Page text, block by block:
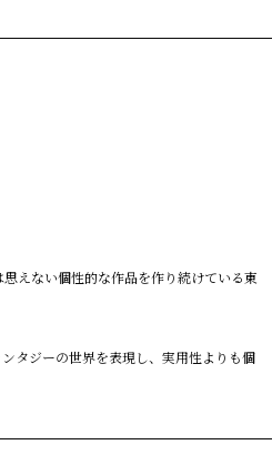
えない個性的な作品を作り続けている東
タジーの世界を表現し、実用性よりも個